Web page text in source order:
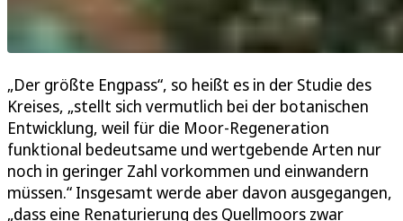
„Der größte Engpass“, so heißt es in der Studie des
Kreises, „stellt sich vermutlich bei der botanischen
Entwicklung, weil für die Moor-Regeneration
funktional bedeutsame und wertgebende Arten nur
noch in geringer Zahl vorkommen und einwandern
müssen.“ Insgesamt werde aber davon ausgegangen,
„dass eine Renaturierung des Quellmoors zwar